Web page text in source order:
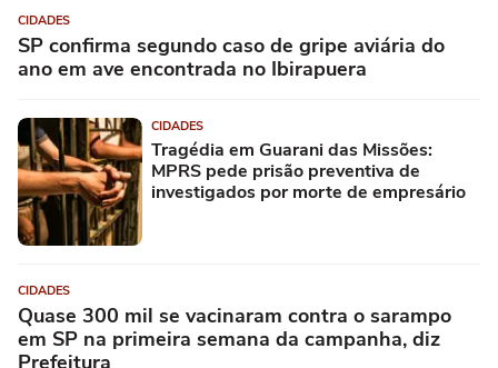
CIDADES
SP confirma segundo caso de gripe aviária do
ano em ave encontrada no Ibirapuera
CIDADES
Tragédia em Guarani das Missões:
MPRS pede prisão preventiva de
investigados por morte de empresário
CIDADES
Quase 300 mil se vacinaram contra o sarampo
em SP na primeira semana da campanha, diz
Prefeitura